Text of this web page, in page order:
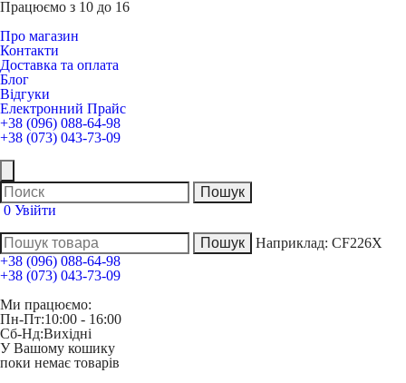
Працюємо з 10 до 16
Про магазин
Контакти
Доставка та оплата
Блог
Відгуки
Електронний Прайс
+38 (096) 088-64-98
+38 (073) 043-73-09
0 Увійти
Наприклад: CF226X
+38 (096) 088-64-98
+38 (073) 043-73-09
Ми працюємо:
Пн-Пт:10:00 - 16:00
Сб-Нд:Вихідні
У Вашому кошику
поки немає товарів